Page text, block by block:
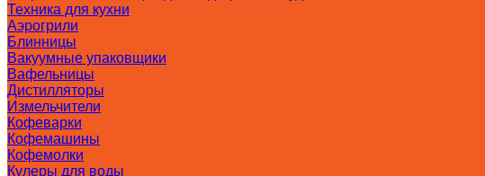
Техника для кухни
Аэрогрили
Блинницы
Вакуумные упаковщики
Вафельницы
Дистилляторы
Измельчители
Кофеварки
Кофемашины
Кофемолки
Кулеры для воды